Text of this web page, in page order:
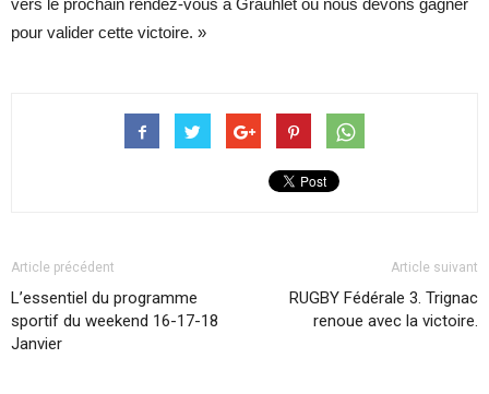
vers le prochain rendez-vous à Grauhlet où nous devons gagner
pour valider cette victoire. »
Article précédent
L’essentiel du programme
sportif du weekend 16-17-18
Janvier
Article suivant
RUGBY Fédérale 3. Trignac
renoue avec la victoire.